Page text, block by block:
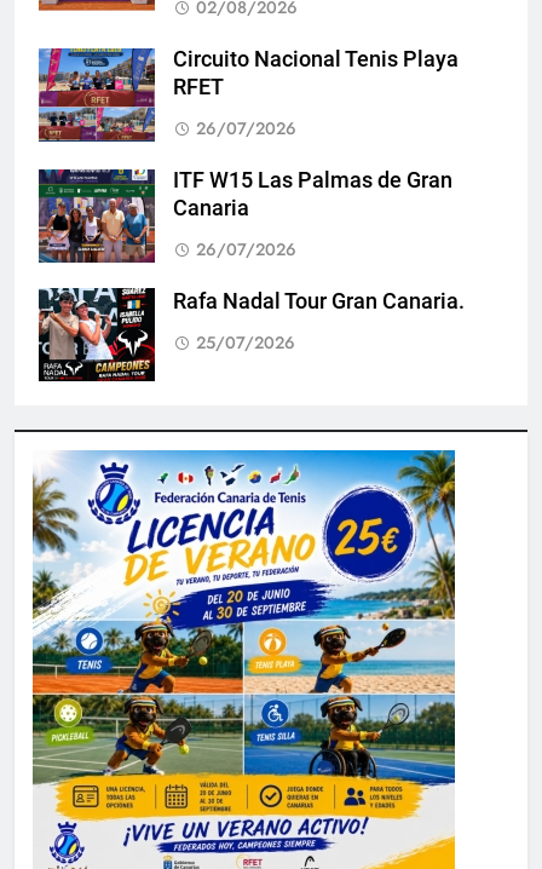
02/08/2026
Circuito Nacional Tenis Playa
RFET
26/07/2026
ITF W15 Las Palmas de Gran
Canaria
26/07/2026
Rafa Nadal Tour Gran Canaria.
25/07/2026